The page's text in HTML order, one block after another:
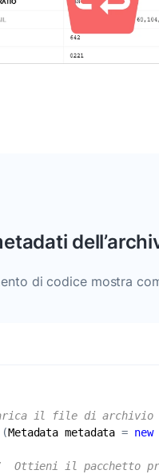
di codice mostra
il file di archivio
(Metadata metadata = new
Ottieni il pacchetto